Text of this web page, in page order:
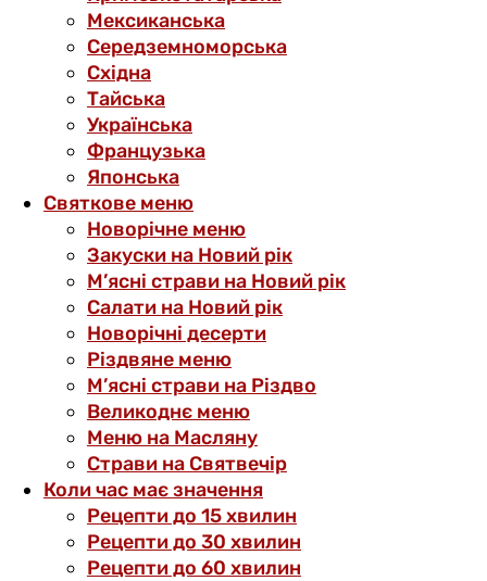
Мексиканська
Середземноморська
Східна
Тайська
Українська
Французька
Японська
Святкове меню
Новорічне меню
Закуски на Новий рік
М’ясні страви на Новий рік
Салати на Новий рік
Новорічні десерти
Різдвяне меню
М’ясні страви на Різдво
Великоднє меню
Меню на Масляну
Страви на Святвечір
Коли час має значення
Рецепти до 15 хвилин
Рецепти до 30 хвилин
Рецепти до 60 хвилин